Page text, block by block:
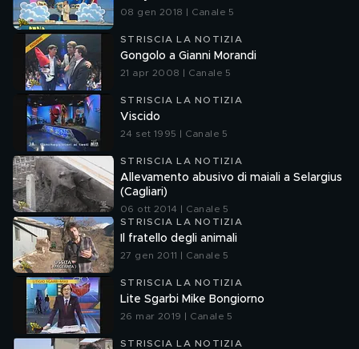
08 gen 2018 | Canale 5
STRISCIA LA NOTIZIA
Gongolo a Gianni Morandi
21 apr 2008 | Canale 5
STRISCIA LA NOTIZIA
Viscido
24 set 1995 | Canale 5
STRISCIA LA NOTIZIA
Allevamento abusivo di maiali a Selargius
(Cagliari)
06 ott 2014 | Canale 5
STRISCIA LA NOTIZIA
Il fratello degli animali
27 gen 2011 | Canale 5
STRISCIA LA NOTIZIA
Lite Sgarbi Mike Bongiorno
26 mar 2019 | Canale 5
STRISCIA LA NOTIZIA